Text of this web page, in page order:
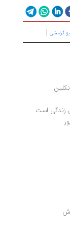
|
است